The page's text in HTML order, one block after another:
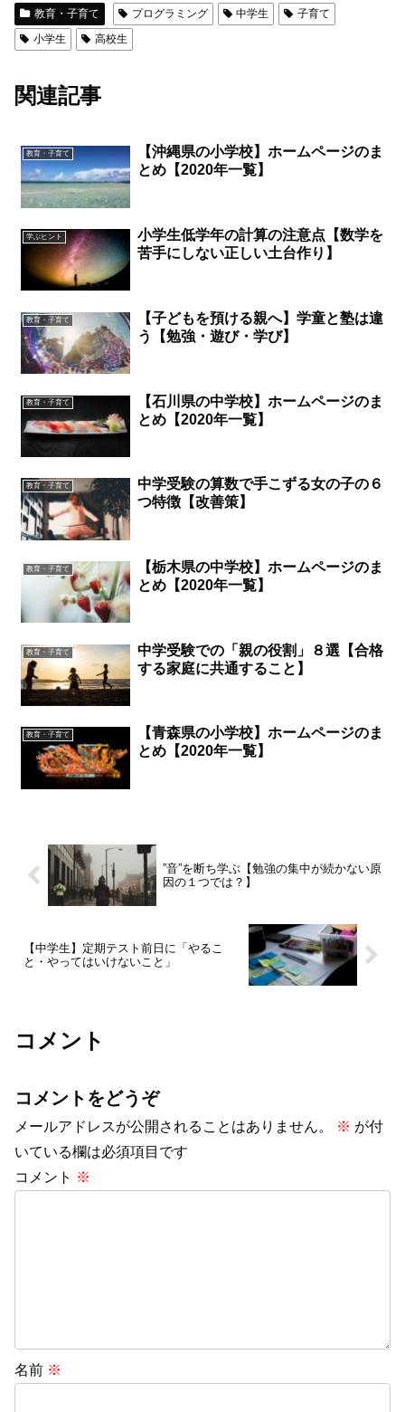
教育・子育て プログラミング 中学生
子育て
小学生
高校生
関連記事
教育・子育て
【沖縄県の小学校】ホームページのま
とめ【2020年一覧】
学ぶヒント
小学生低学年の計算の注意点【数学を
苦手にしない正しい土台作り】
教育・子育て
【子どもを預ける親へ】学童と塾は違
う【勉強・遊び・学び】
教育・子育て
【石川県の中学校】ホームページのま
とめ【2020年一覧】
教育・子育て
中学受験の算数で手こずる女の子の６
つ特徴【改善策】
教育・子育て
【栃木県の中学校】ホームページのま
とめ【2020年一覧】
教育・子育て
中学受験での「親の役割」８選【合格
する家庭に共通すること】
教育・子育て
【青森県の小学校】ホームページのま
とめ【2020年一覧】
”音”を断ち学ぶ【勉強の集中が続かない原
因の１つでは？】
【中学生】定期テスト前日に「やるこ
と・やってはいけないこと」
コメント
コメントをどうぞ
メールアドレスが公開されることはありません。 ※ が付
いている欄は必須項目です
コメント ※
名前 ※